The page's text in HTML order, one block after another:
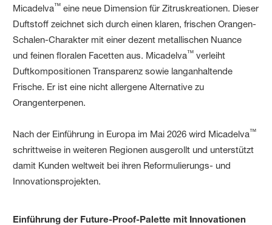
Micadelva™ eine neue Dimension für Zitruskreationen. Dieser
Duftstoff zeichnet sich durch einen klaren, frischen Orangen-
Schalen-Charakter mit einer dezent metallischen Nuance
und feinen floralen Facetten aus. Micadelva™ verleiht
Duftkompositionen Transparenz sowie langanhaltende
Frische. Er ist eine nicht allergene Alternative zu
Orangenterpenen.
Nach der Einführung in Europa im Mai 2026 wird Micadelva™
schrittweise in weiteren Regionen ausgerollt und unterstützt
damit Kunden weltweit bei ihren Reformulierungs- und
Innovationsprojekten.
Einführung der Future-Proof-Palette mit Innovationen